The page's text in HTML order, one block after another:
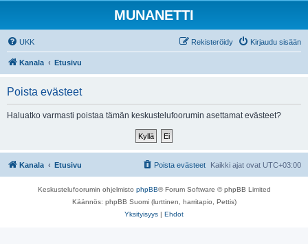
MUNANETTI
UKK Kirjaudu sisään
Rekisteröidy
Kanala Etusivu
Poista evästeet
Haluatko varmasti poistaa tämän keskustelufoorumin asettamat evästeet?
Kanala Etusivu Kaikki ajat ovat UTC+03:00
Poista evästeet
Keskustelufoorumin ohjelmisto phpBB® Forum Software © phpBB Limited
Käännös: phpBB Suomi (lurttinen, harritapio, Pettis)
Yksityisyys | Ehdot